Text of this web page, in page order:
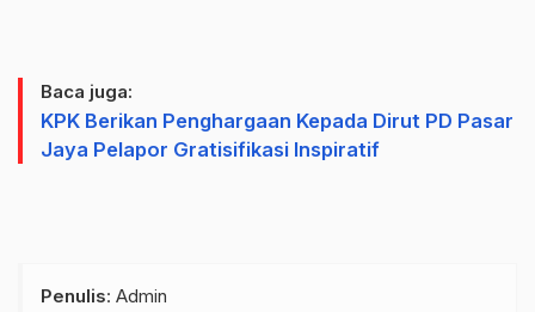
Baca juga:
KPK Berikan Penghargaan Kepada Dirut PD Pasar
Jaya Pelapor Gratisifikasi Inspiratif
Penulis: Admin